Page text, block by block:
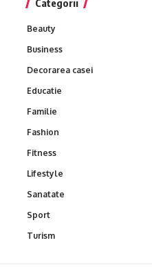
Categorii
Beauty
Business
Decorarea casei
Educatie
Familie
Fashion
Fitness
Lifestyle
Sanatate
Sport
Turism